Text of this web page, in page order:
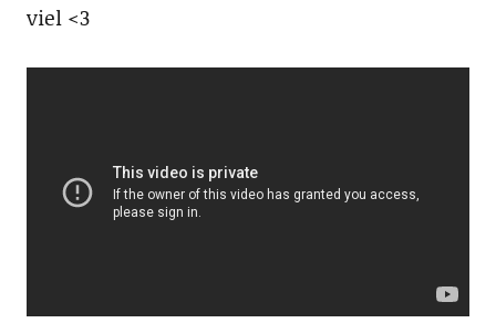
viel <3